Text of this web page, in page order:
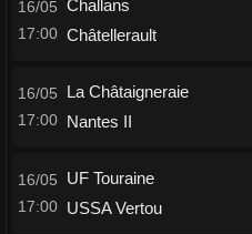
16/05
17:00
Challans
Châtellerault
16/05
17:00
La Châtaigneraie
Nantes II
16/05
17:00
UF Touraine
USSA Vertou